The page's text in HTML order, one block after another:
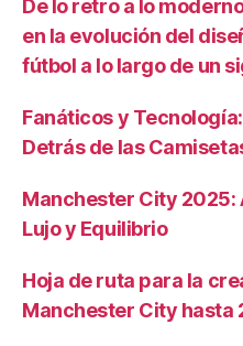
De lo retro a lo
en la evolución del
fútbol a lo largo de un
Fanáticos y
Detrás de las
Manchester City 2025:
Lujo y Equilibrio
Hoja de ruta para la
Manchester City hasta